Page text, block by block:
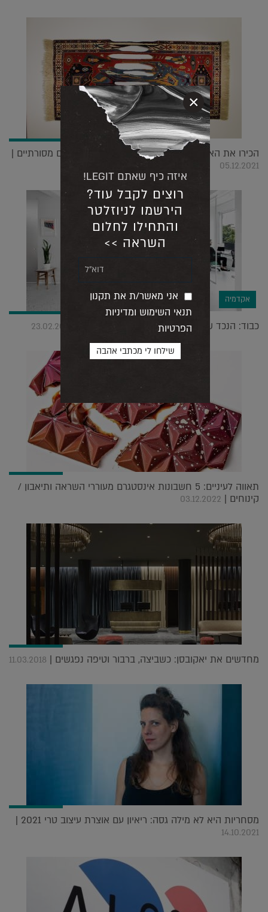
הכירו את האמן האזרבייג'ני שאורג סיפורים בשטיחים מסורתיים |
05.12.2021
אקדמיה
כבוד: הנכד של ראש הממשלה התמנה לנשיא | 23.02.2020
תאווה לעיניים: 5 חשבונות אינסטגרם מעוררי השראה ותיאבון /
קינוחים | 03.12.2022
מחדשים את יאקובסן: כשביצה, ברבור וטיפה נפגשים | 11.03.2018
מסחריות היא לא מילה גסה: ריאיון עם אוצרת עיצוב טרי 2021 |
14.10.2021
איזה כיף שאתם LEGIT!
רוצים לקבל עוד?
הירשמו לניוזלטר
והתחילו לחלום
השראה >>
אני מאשר/ת את תקנון
תנאי השימוש ומדיניות
הפרטיות
×